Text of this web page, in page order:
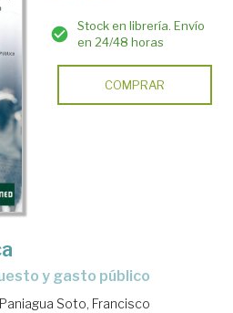
Stock en librería. Envío
en 24/48 horas
COMPRAR
y gasto público
Paniagua Soto, Francisco